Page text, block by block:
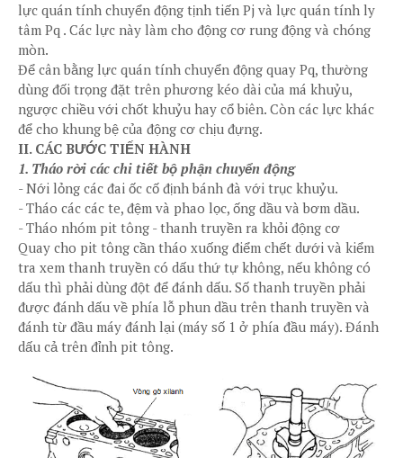
lực quán tính chuyển động tịnh tiến Pj và lực quán tính ly
tâm Pq . Các lực này làm cho động cơ rung động và chóng
mòn.
Để cân bằng lực quán tính chuyển động quay Pq, thường
dùng đối trọng đặt trên phương kéo dài của má khuỷu,
ngược chiều với chốt khuỷu hay cổ biên. Còn các lực khác
để cho khung bệ của động cơ chịu đựng.
II. CÁC BƯỚC TIẾN HÀNH
1. Tháo rời các chi tiết bộ phận chuyển động
- Nới lỏng các đai ốc cố định bánh đà với trục khuỷu.
- Tháo các các te, đệm và phao lọc, ống dầu và bơm dầu.
- Tháo nhóm pit tông - thanh truyền ra khỏi động cơ
Quay cho pit tông cần tháo xuống điểm chết dưới và kiểm
tra xem thanh truyền có dấu thứ tự không, nếu không có
dấu thì phải dùng đột để đánh dấu. Số thanh truyền phải
được đánh dấu về phía lỗ phun dầu trên thanh truyền và
đánh từ đầu máy đánh lại (máy số 1 ở phía đầu máy). Đánh
dấu cả trên đỉnh pit tông.